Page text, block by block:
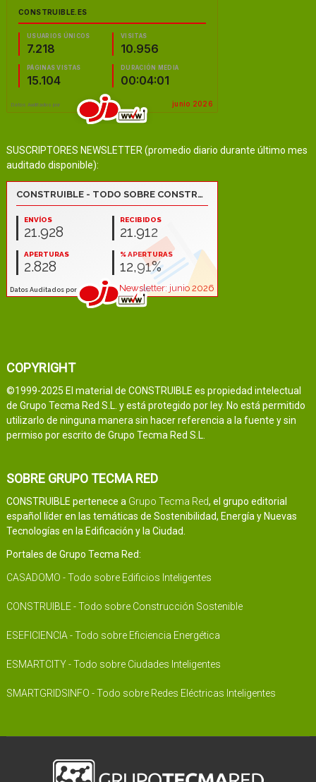
SUSCRIPTORES NEWSLETTER (promedio diario durante último mes
auditado disponible):
COPYRIGHT
©1999-2025 El material de CONSTRUIBLE es propiedad intelectual
de Grupo Tecma Red S.L. y está protegido por ley. No está permitido
utilizarlo de ninguna manera sin hacer referencia a la fuente y sin
permiso por escrito de Grupo Tecma Red S.L.
SOBRE GRUPO TECMA RED
CONSTRUIBLE pertenece a Grupo Tecma Red, el grupo editorial
español líder en las temáticas de Sostenibilidad, Energía y Nuevas
Tecnologías en la Edificación y la Ciudad.
Portales de Grupo Tecma Red:
CASADOMO - Todo sobre Edificios Inteligentes
CONSTRUIBLE - Todo sobre Construcción Sostenible
ESEFICIENCIA - Todo sobre Eficiencia Energética
ESMARTCITY - Todo sobre Ciudades Inteligentes
SMARTGRIDSINFO - Todo sobre Redes Eléctricas Inteligentes